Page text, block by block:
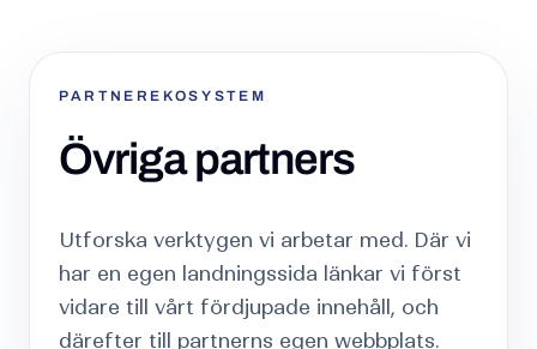
PARTNEREKOSYSTEM
Övriga partners
Utforska verktygen vi arbetar med. Där vi
har en egen landningssida länkar vi först
vidare till vårt fördjupade innehåll, och
därefter till partnerns egen webbplats.